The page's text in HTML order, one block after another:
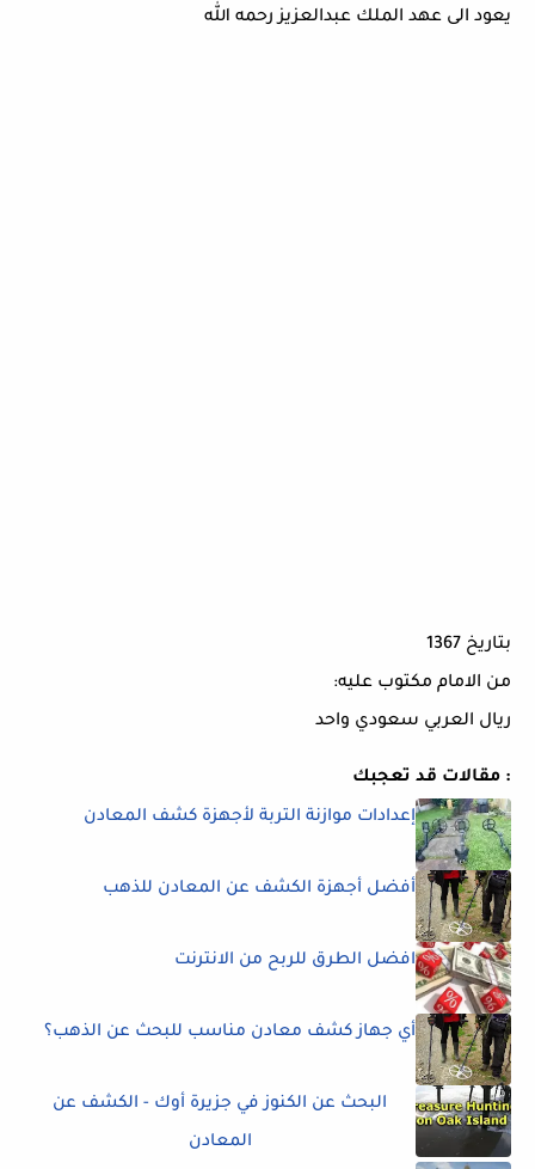
يعود الى عهد الملك عبدالعزيز رحمه الله
بتاريخ 1367
من الامام مكتوب عليه:
ريال العربي سعودي واحد
مقالات قد تعجبك :
إعدادات موازنة التربة لأجهزة كشف المعادن
أفضل أجهزة الكشف عن المعادن للذهب
افضل الطرق للربح من الانترنت
أي جهاز كشف معادن مناسب للبحث عن الذهب؟
البحث عن الكنوز في جزيرة أوك - الكشف عن
المعادن